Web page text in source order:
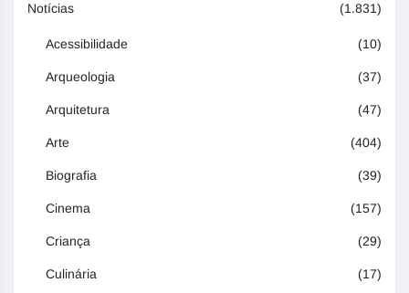
Notícias (1.831)
Acessibilidade (10)
Arqueologia (37)
Arquitetura (47)
Arte (404)
Biografia (39)
Cinema (157)
Criança (29)
Culinária (17)